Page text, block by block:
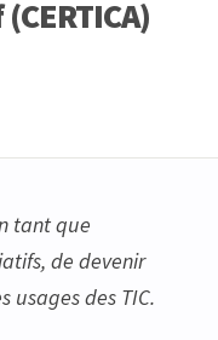
tant que
de devenir
usages des TIC.